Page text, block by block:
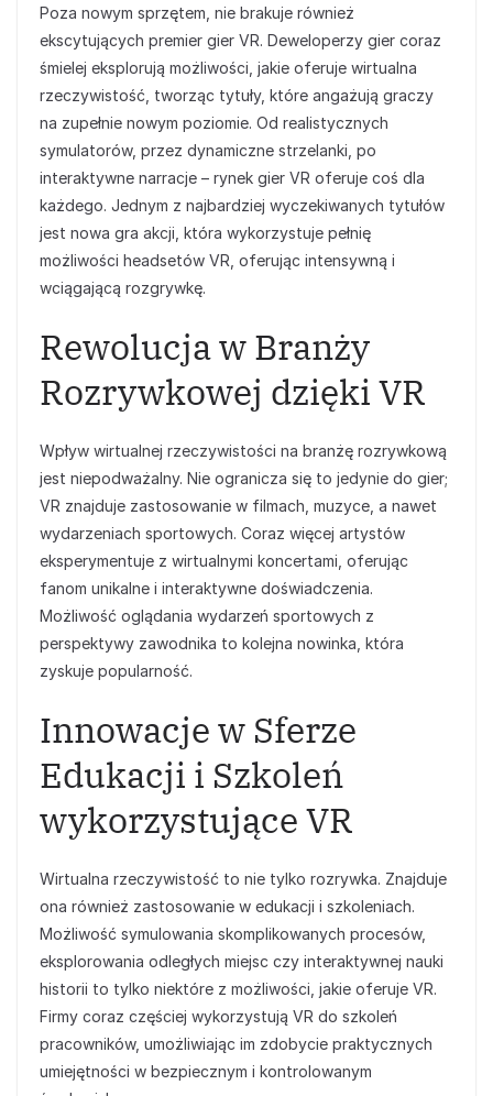
Poza nowym sprzętem, nie brakuje również
ekscytujących premier gier VR. Deweloperzy gier coraz
śmielej eksplorują możliwości, jakie oferuje wirtualna
rzeczywistość, tworząc tytuły, które angażują graczy
na zupełnie nowym poziomie. Od realistycznych
symulatorów, przez dynamiczne strzelanki, po
interaktywne narracje – rynek gier VR oferuje coś dla
każdego. Jednym z najbardziej wyczekiwanych tytułów
jest nowa gra akcji, która wykorzystuje pełnię
możliwości headsetów VR, oferując intensywną i
wciągającą rozgrywkę.
Rewolucja w Branży
Rozrywkowej dzięki VR
Wpływ wirtualnej rzeczywistości na branżę rozrywkową
jest niepodważalny. Nie ogranicza się to jedynie do gier;
VR znajduje zastosowanie w filmach, muzyce, a nawet
wydarzeniach sportowych. Coraz więcej artystów
eksperymentuje z wirtualnymi koncertami, oferując
fanom unikalne i interaktywne doświadczenia.
Możliwość oglądania wydarzeń sportowych z
perspektywy zawodnika to kolejna nowinka, która
zyskuje popularność.
Innowacje w Sferze
Edukacji i Szkoleń
wykorzystujące VR
Wirtualna rzeczywistość to nie tylko rozrywka. Znajduje
ona również zastosowanie w edukacji i szkoleniach.
Możliwość symulowania skomplikowanych procesów,
eksplorowania odległych miejsc czy interaktywnej nauki
historii to tylko niektóre z możliwości, jakie oferuje VR.
Firmy coraz częściej wykorzystują VR do szkoleń
pracowników, umożliwiając im zdobycie praktycznych
umiejętności w bezpiecznym i kontrolowanym